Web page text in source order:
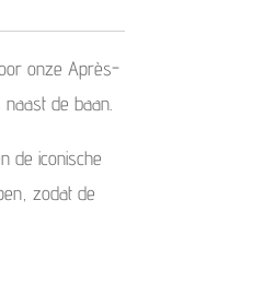
onze Après-
de baan.
de iconische
zodat de